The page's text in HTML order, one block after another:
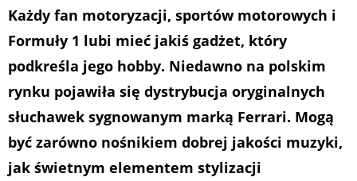
Każdy fan motoryzacji, sportów motorowych i
Formuły 1 lubi mieć jakiś gadżet, który
podkreśla jego hobby. Niedawno na polskim
rynku pojawiła się dystrybucja oryginalnych
słuchawek sygnowanym marką Ferrari. Mogą
być zarówno nośnikiem dobrej jakości muzyki,
jak świetnym elementem stylizacji